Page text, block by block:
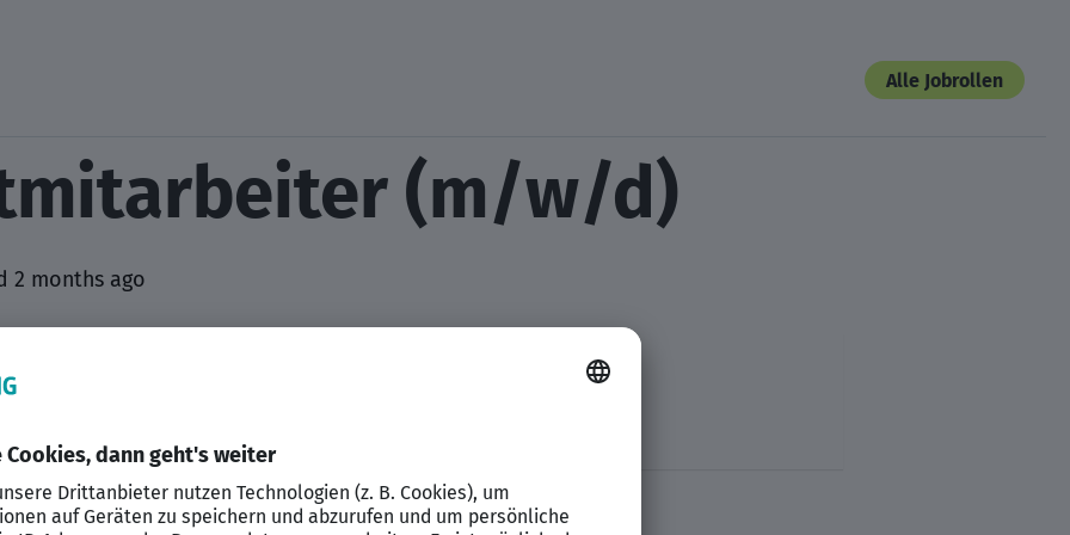
Alle Jobrollen
(m/w/d)
2 months ago
GmbH
für Fahrräder auf Zuverlässigkeit und Kompetenz.